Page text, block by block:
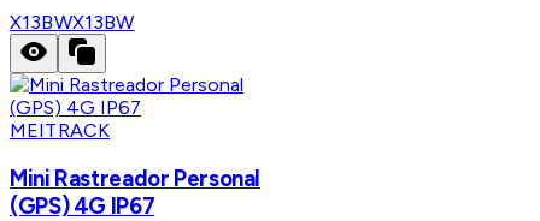
X13BWX13BW
MEITRACK
Mini Rastreador Personal
(GPS) 4G IP67